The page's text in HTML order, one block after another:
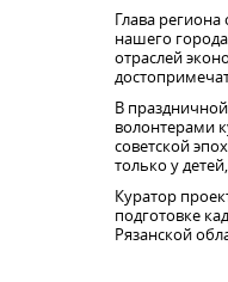
Глава
нашего
отраслей
В
волонтерами
советской
только у
Куратор
подготовке
Рязанской